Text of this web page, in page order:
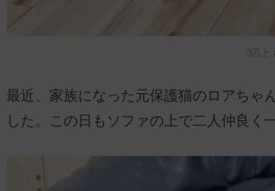
3匹と
最近、家族になった元保護猫のロアちゃ
した。この日もソファの上で二人仲良く